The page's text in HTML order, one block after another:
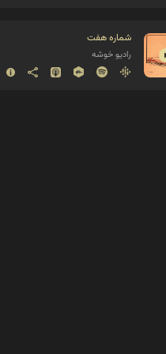
شماره هفت
رادیو خوشه